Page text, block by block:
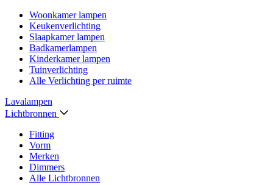
Woonkamer lampen
Keukenverlichting
Slaapkamer lampen
Badkamerlampen
Kinderkamer lampen
Tuinverlichting
Alle Verlichting per ruimte
Lavalampen
Lichtbronnen
Fitting
Vorm
Merken
Dimmers
Alle Lichtbronnen